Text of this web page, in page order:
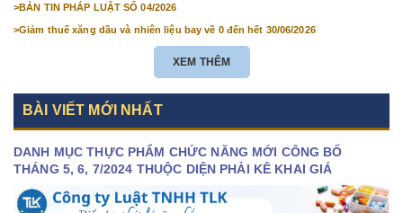
>BẢN TIN PHÁP LUẬT SỐ 04/2026
>Giảm thuế xăng dầu và nhiên liệu bay về 0 đến hết 30/06/2026
XEM THÊM
BÀI VIẾT MỚI NHẤT
DANH MỤC THỰC PHẨM CHỨC NĂNG MỚI CÔNG BỐ
THÁNG 5, 6, 7/2024 THUỘC DIỆN PHẢI KÊ KHAI GIÁ